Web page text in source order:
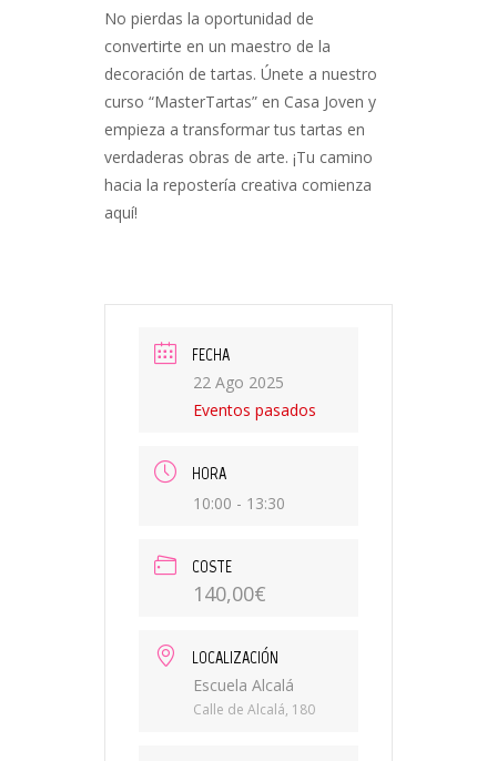
No pierdas la oportunidad de
convertirte en un maestro de la
decoración de tartas. Únete a nuestro
curso “MasterTartas” en Casa Joven y
empieza a transformar tus tartas en
verdaderas obras de arte. ¡Tu camino
hacia la repostería creativa comienza
aquí!
FECHA
22 Ago 2025
Eventos pasados
HORA
10:00 - 13:30
COSTE
140,00€
LOCALIZACIÓN
Escuela Alcalá
Calle de Alcalá, 180